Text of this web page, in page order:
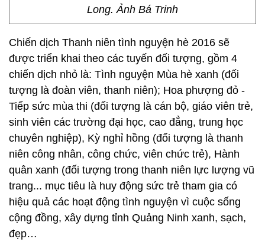
Long. Ảnh Bá Trinh
Chiến dịch Thanh niên tình nguyện hè 2016 sẽ
được triển khai theo các tuyến đối tượng, gồm 4
chiến dịch nhỏ là: Tình nguyện Mùa hè xanh (đối
tượng là đoàn viên, thanh niên); Hoa phượng đỏ -
Tiếp sức mùa thi (đối tượng là cán bộ, giáo viên trẻ,
sinh viên các trường đại học, cao đẳng, trung học
chuyên nghiệp), Kỳ nghỉ hồng (đối tượng là thanh
niên công nhân, công chức, viên chức trẻ), Hành
quân xanh (đối tượng trong thanh niên lực lượng vũ
trang... mục tiêu là huy động sức trẻ tham gia có
hiệu quả các hoạt động tình nguyện vì cuộc sống
cộng đồng, xây dựng tỉnh Quảng Ninh xanh, sạch,
đẹp…